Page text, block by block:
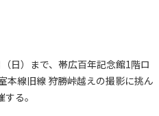
日）まで、帯広百年記念館1階ロ
線旧線 狩勝峠越えの撮影に挑ん
る。